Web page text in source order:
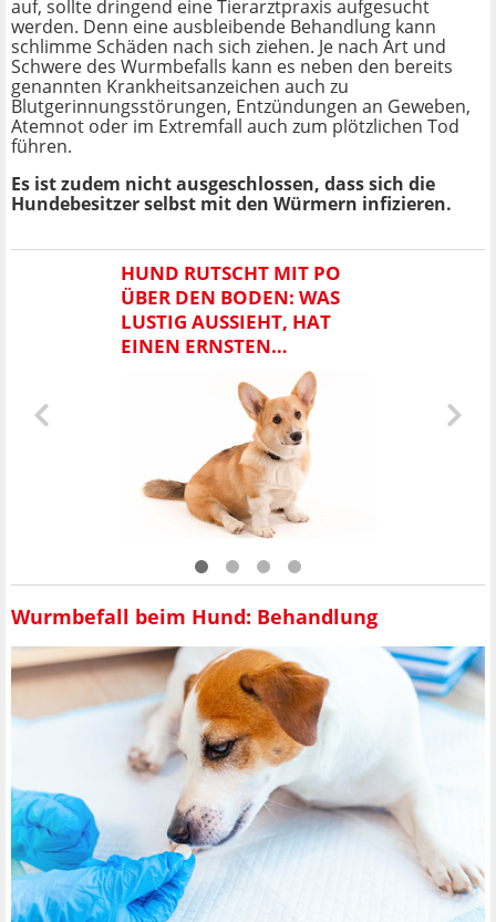
auf, sollte dringend eine Tierarztpraxis aufgesucht
werden. Denn eine ausbleibende Behandlung kann
schlimme Schäden nach sich ziehen. Je nach Art und
Schwere des Wurmbefalls kann es neben den bereits
genannten Krankheitsanzeichen auch zu
Blutgerinnungsstörungen, Entzündungen an Geweben,
Atemnot oder im Extremfall auch zum plötzlichen Tod
führen.
Es ist zudem nicht ausgeschlossen, dass sich die
Hundebesitzer selbst mit den Würmern infizieren.
HUND RUTSCHT MIT PO
ÜBER DEN BODEN: WAS
LUSTIG AUSSIEHT, HAT
EINEN ERNSTEN
Wurmbefall beim Hund: Behandlung